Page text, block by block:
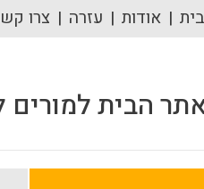
אודות עזרה צרו
הבית